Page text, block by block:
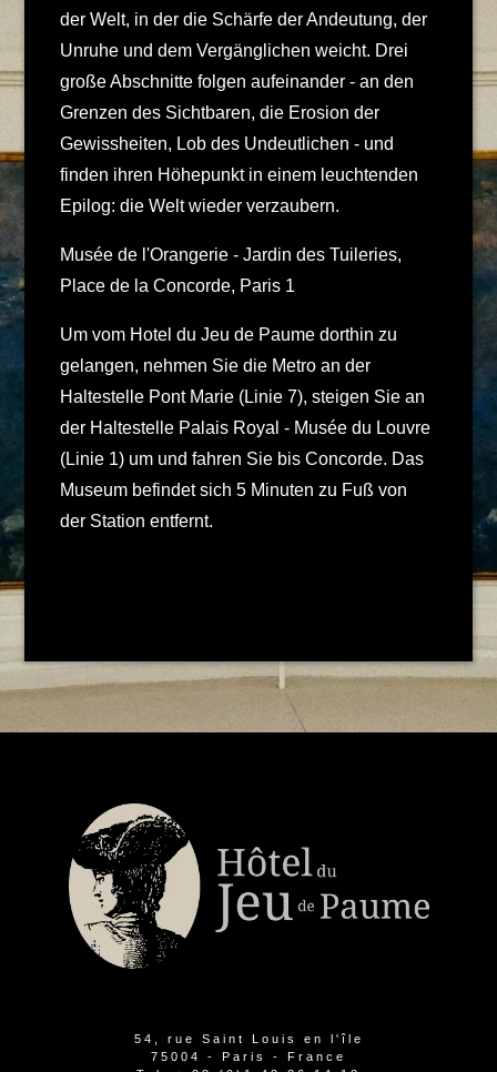
der Welt, in der die Schärfe der Andeutung, der
Unruhe und dem Vergänglichen weicht. Drei
große Abschnitte folgen aufeinander - an den
Grenzen des Sichtbaren, die Erosion der
Gewissheiten, Lob des Undeutlichen - und
finden ihren Höhepunkt in einem leuchtenden
Epilog: die Welt wieder verzaubern.
Musée de l'Orangerie - Jardin des Tuileries,
Place de la Concorde, Paris 1
Um vom Hotel du Jeu de Paume dorthin zu
gelangen, nehmen Sie die Metro an der
Haltestelle Pont Marie (Linie 7), steigen Sie an
der Haltestelle Palais Royal - Musée du Louvre
(Linie 1) um und fahren Sie bis Concorde. Das
Museum befindet sich 5 Minuten zu Fuß von
der Station entfernt.
54, rue Saint Louis en l'île
75004 - Paris - France